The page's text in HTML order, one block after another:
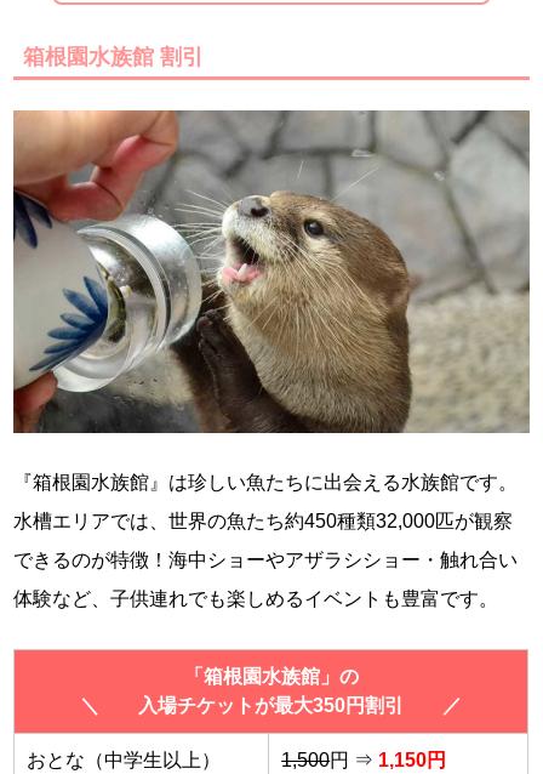
箱根園水族館 割引
『箱根園水族館』は珍しい魚たちに出会える水族館です。
水槽エリアでは、世界の魚たち約450種類32,000匹が観察
できるのが特徴！海中ショーやアザラシショー・触れ合い
体験など、子供連れでも楽しめるイベントも豊富です。
「箱根園水族館」の
＼ 入場チケットが最大350円割引 ／
おとな（中学生以上） 1,500円 ⇒ 1,150円